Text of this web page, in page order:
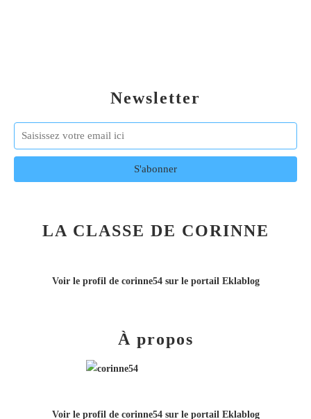
Newsletter
LA CLASSE DE CORINNE
Voir le profil de corinne54sur le portail Eklablog
À propos
Voir le profil de corinne54sur le portail Eklablog